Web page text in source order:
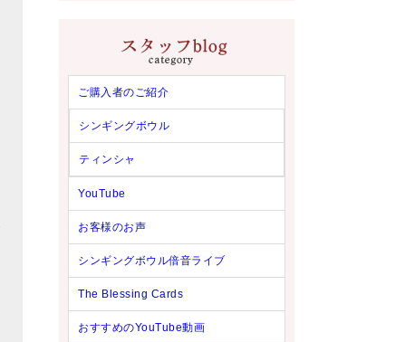
ご購入者のご紹介
シンギングボウル
ティンシャ
YouTube
お客様のお声
シンギングボウル倍音ライブ
The Blessing Cards
おすすめのYouTube動画